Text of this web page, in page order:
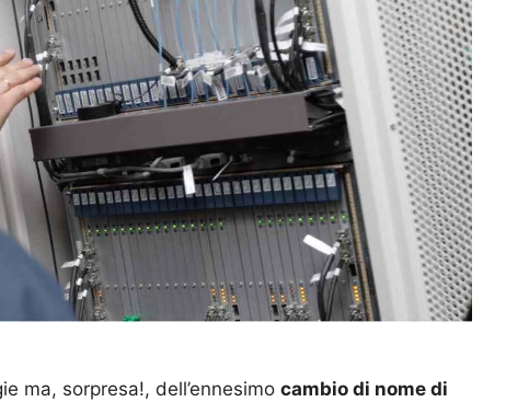
ma, sorpresa!, dell’ennesimo cambio di nome di